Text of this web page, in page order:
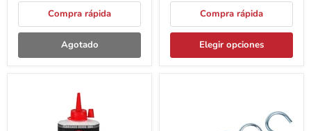
Compra rápida
Agotado
Compra rápida
Elegir opciones